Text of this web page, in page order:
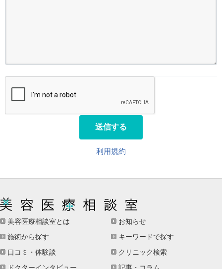
送信する
利用規約
美容医療相談室とは
お知らせ
施術から探す
キーワードで探す
口コミ・体験談
クリニック検索
ドクターインタビュー
記事・コラム